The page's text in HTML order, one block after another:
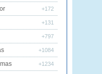
+172
+131
+797
+1084
+1234